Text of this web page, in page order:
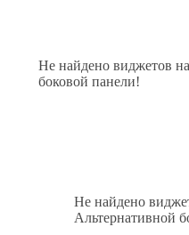
Не найдено виджетов
боковой панели!
Не найдено
Альтернативной